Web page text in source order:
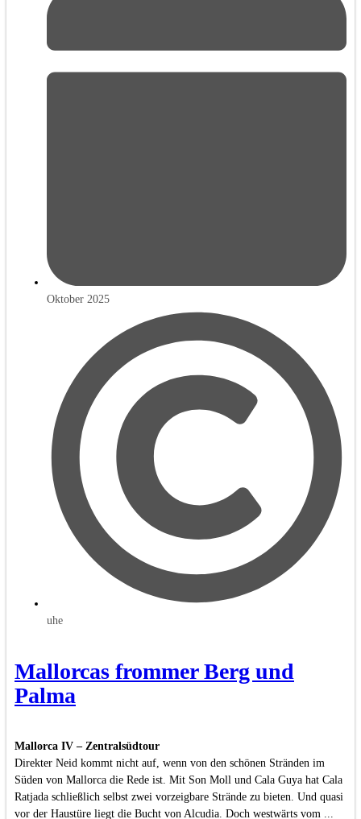
Oktober 2025
uhe
Mallorcas frommer Berg und
Palma
Mallorca IV – Zentralsüdtour
Direkter Neid kommt nicht auf, wenn von den schönen Stränden im
Süden von Mallorca die Rede ist. Mit Son Moll und Cala Guya hat Cala
Ratjada schließlich selbst zwei vorzeigbare Strände zu bieten. Und quasi
vor der Haustüre liegt die Bucht von Alcudia. Doch westwärts vom ...